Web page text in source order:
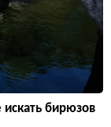
искать бирюзов